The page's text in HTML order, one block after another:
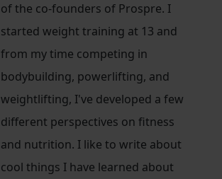
of the co-founders of Prospre. I
started weight training at 13 and
from my time competing in
bodybuilding, powerlifting, and
weightlifting, I've developed a few
different perspectives on fitness
and nutrition. I like to write about
cool things I have learned about